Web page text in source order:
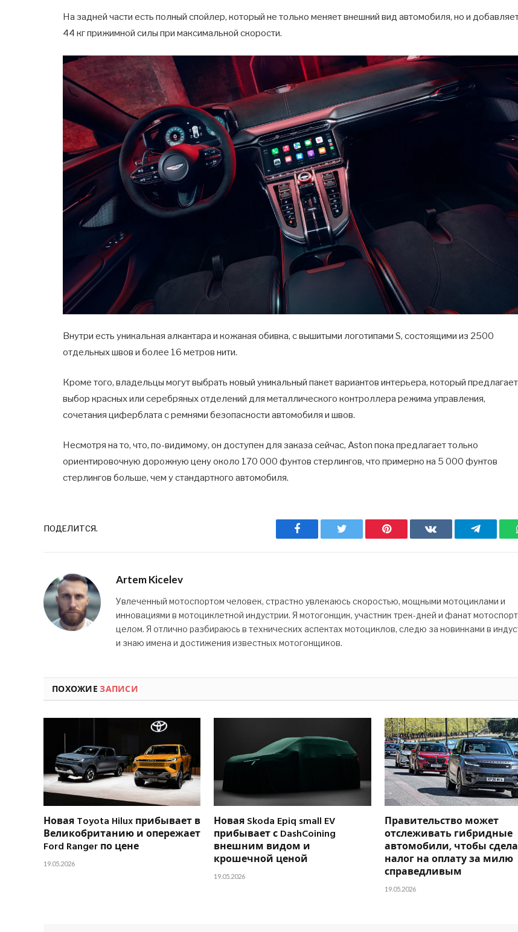
На задней части есть полный спойлер, который не только меняет внешний вид автомобиля, но и
44 кг прижимной силы при максимальной скорости.
Внутри есть уникальная алкантара и кожаная обивка, с вышитыми логотипами S, состоящими из 2500
отдельных швов и более 16 метров нити.
Кроме того, владельцы могут выбрать новый уникальный пакет вариантов интерьера, который предлагает
выбор красных или серебряных отделений для металлического контроллера режима управления,
сочетания циферблата с ремнями безопасности автомобиля и швов.
Несмотря на то, что, по-видимому, он доступен для заказа сейчас, Aston пока предлагает только
ориентировочную дорожную цену около 170 000 фунтов стерлингов, что примерно на 5 000 фунтов
стерлингов больше, чем у стандартного автомобиля.
ПОДЕЛИТСЯ. Facebook Twitter Pinterest ВКонтакте
Artem Kicelev
Увлеченный мотоспортом человек, страстно увлекаюсь скоростью, мощными мотоциклами и
инновациями в мотоциклетной индустрии. Я мотогонщик, участник трек-дней и фанат
целом. Я отлично разбираюсь в технических аспектах мотоциклов, следю за новинками в
и знаю имена и достижения известных мотогонщиков.
ПОХОЖИЕЗАПИСИ
Новая Toyota Hilux прибывает в
Великобританию и опережает
Ford Ranger по цене
19.05.2026
Новая Skoda Epiq small EV
прибывает с DashCoining
внешним видом и
крошечной ценой
19.05.2026
Правительство может
отслеживать гибридные
автомобили, чтобы
налог на оплату за милю
справедливым
19.05.2026